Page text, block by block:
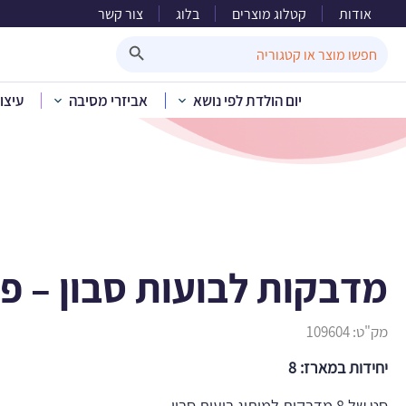
אודות קטלוג מוצרים בלוג צור קשר
for:
יום הולדת לפי נושא אביזרי מסיבה
בית »קטלוג מוצרים»
מדבקות לבועות סבון –
מק"ט:109604
יחידות במארז: 8